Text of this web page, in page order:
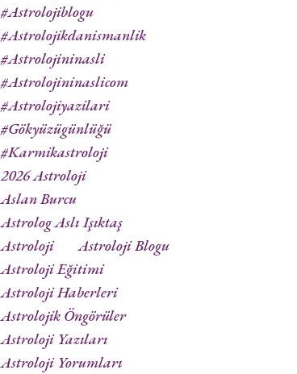
#astrolojiblogu
#astrolojikdanismanlik
#astrolojininasli
#astrolojininaslicom
#astrolojiyazilari
#gökyüzügünlüğü
#karmikastroloji
2026 Astroloji
Aslan Burcu
Astrolog Aslı Işıktaş
Astroloji
Astroloji Blogu
Astroloji Eğitimi
Astroloji Haberleri
Astrolojik Öngörüler
Astroloji Yazıları
Astroloji Yorumları